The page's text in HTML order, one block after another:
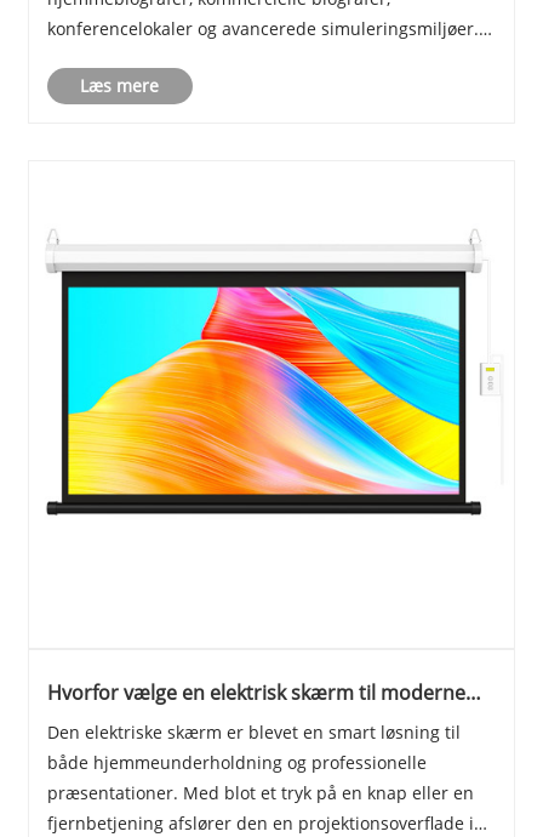
konferencelokaler og avancerede simuleringsmiljøer. I
en Fixed Frame Screen permanent monteret på
Læs mere
Hvorfor vælge en elektrisk skærm til moderne
​Den elektriske skærm er blevet en smart løsning til
både hjemmeunderholdning og professionelle
præsentationer. Med blot et tryk på en knap eller en
fjernbetjening afslører den en projektionsoverflade i